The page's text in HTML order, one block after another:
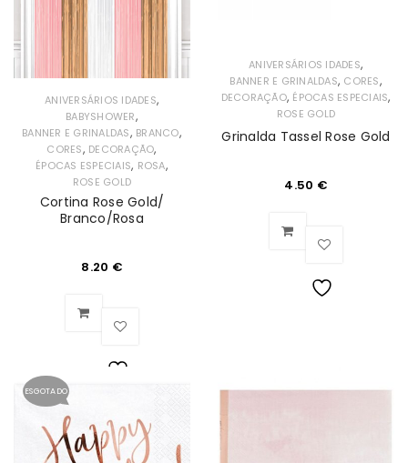
ANIVERSÁRIOS IDADES,
BABYSHOWER,
BANNER E GRINALDAS, BRANCO,
CORES, DECORAÇÃO,
ÉPOCAS ESPECIAIS, ROSA,
ROSE GOLD
Cortina Rose Gold/
Branco/Rosa
8.20 €
de
ANIVERSÁRIOS IDADES,
BANNER E GRINALDAS, CORES,
DECORAÇÃO, ÉPOCAS ESPECIAIS,
ROSE GOLD
Grinalda Tassel Rose Gold
4.50 €
Desejos
ESGOTADO